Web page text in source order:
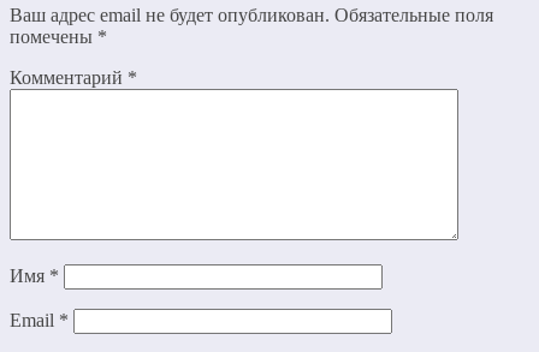
Ваш адрес email не будет опубликован. Обязательные поля
помечены *
Комментарий *
Имя *
Email *